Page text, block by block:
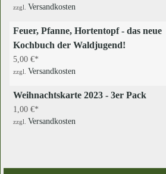
zzgl. Versandkosten
Feuer, Pfanne, Hortentopf - das neue
Kochbuch der Waldjugend!
5,00 €
zzgl. Versandkosten
Weihnachtskarte 2023 - 3er Pack
1,00 €
zzgl. Versandkosten